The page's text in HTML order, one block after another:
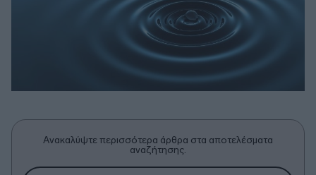
Ανακαλύψτε περισσότερα άρθρα στα αποτελέσματα
αναζήτησης.